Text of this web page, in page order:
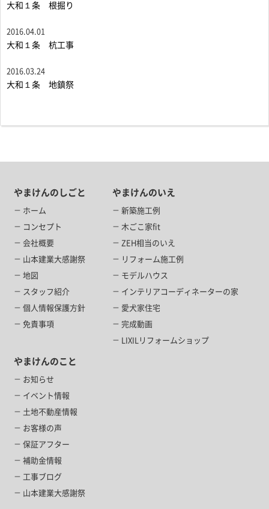
大和１条 根掘り
2016.04.01
大和１条 杭工事
2016.03.24
大和１条 地鎮祭
やまけんのしごと
ホーム
コンセプト
会社概要
山本建業大感謝祭
地図
スタッフ紹介
個人情報保護方針
免責事項
やまけんのいえ
新築施工例
木ごこ家fit
ZEH相当のいえ
リフォーム施工例
モデルハウス
インテリアコーディネーターの家
愛犬家住宅
完成動画
LIXILリフォームショップ
やまけんのこと
お知らせ
イベント情報
土地不動産情報
お客様の声
保証アフター
補助金情報
工事ブログ
山本建業大感謝祭